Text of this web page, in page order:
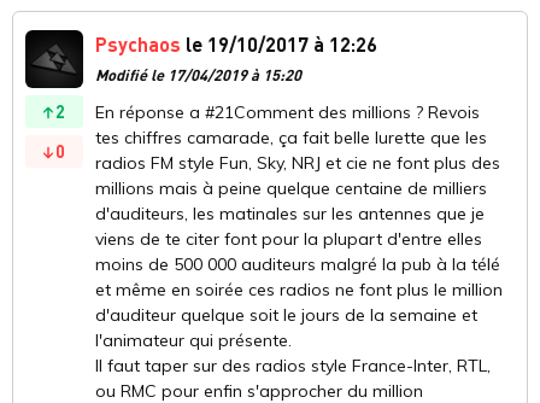
2
0
Psychaos le 19/10/2017 à 12:26
Modifié le 17/04/2019 à 15:20
En réponse a #21Comment des millions ? Revois
tes chiffres camarade, ça fait belle lurette que les
radios FM style Fun, Sky, NRJ et cie ne font plus des
millions mais à peine quelque centaine de milliers
d'auditeurs, les matinales sur les antennes que je
viens de te citer font pour la plupart d'entre elles
moins de 500 000 auditeurs malgré la pub à la télé
et même en soirée ces radios ne font plus le million
d'auditeur quelque soit le jours de la semaine et
l'animateur qui présente.
Il faut taper sur des radios style France-Inter, RTL,
ou RMC pour enfin s'approcher du million